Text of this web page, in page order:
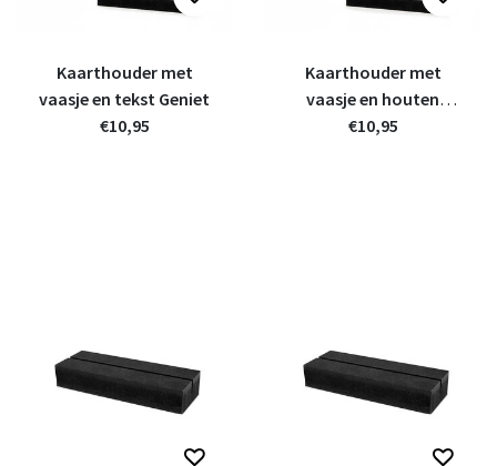
Kaarthouder met
vaasje en tekst Geniet
€10,95
Kaarthouder met
vaasje en houten
kaartje
€10,95